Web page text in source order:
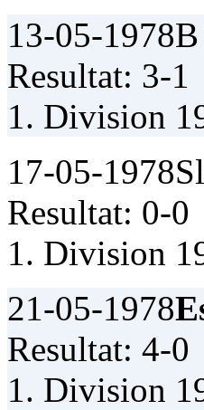
13-05-1978
Resultat: 3-1
1. Division
17-05-1978
Resultat: 0-0
1. Division
21-05-1978
Resultat: 4-0
1. Division